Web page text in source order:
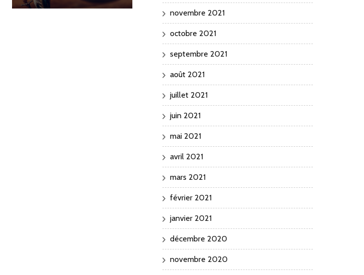
novembre 2021
octobre 2021
septembre 2021
août 2021
juillet 2021
juin 2021
mai 2021
avril 2021
mars 2021
février 2021
janvier 2021
décembre 2020
novembre 2020